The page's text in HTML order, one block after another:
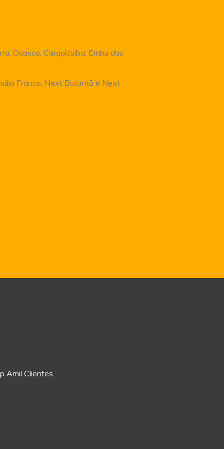
Osasco, Carapicuíba, Embu das
Franco, Next Butantã e Next
Amil Clientes